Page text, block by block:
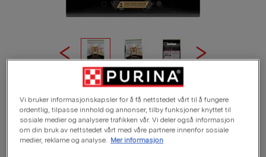
PRO PLAN® lettfordøyelig kattemat rik på kylling
PURINA® PRO PLAN® Delicate Digestion
for steriliserte katter
Vi bruker informasjonskapsler for å få nettstedet vårt til å fungere
ordentlig, tilpasse innhold og annonser, tilby funksjoner knyttet til
sosiale medier og analysere trafikken vår. Vi deler også informasjon
om din bruk av nettstedet vårt med våre partnere innenfor sosiale
medier, reklame og analyse. Mer informasjon